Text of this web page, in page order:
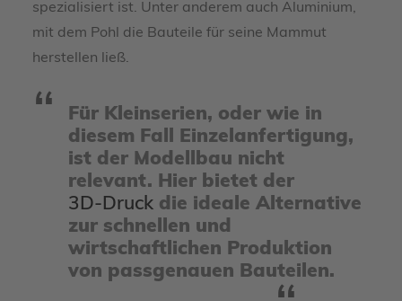
spezialisiert ist. Unter anderem auch Aluminium,
mit dem Pohl die Bauteile für seine Mammut
herstellen ließ.
Für Kleinserien, oder wie in
diesem Fall Einzelanfertigung,
ist der Modellbau nicht
relevant. Hier bietet der
3D-Druck die ideale Alternative
zur schnellen und
wirtschaftlichen Produktion
von passgenauen Bauteilen.